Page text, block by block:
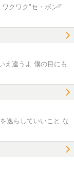
クワク"セ・ボン!"
え違うよ 僕の目にも
逸らしていいこと な